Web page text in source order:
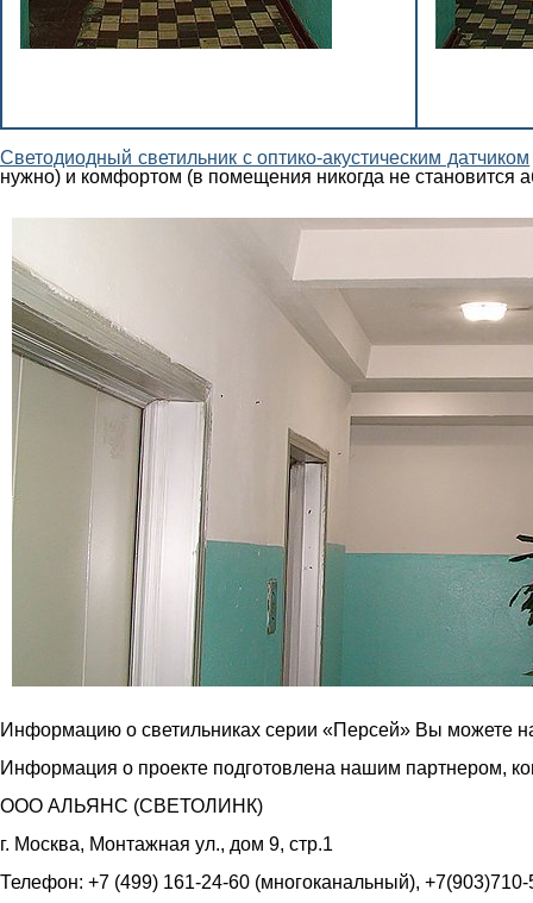
Светодиодный светильник с оптико-акустическим датчиком
нужно) и комфортом (в помещения никогда не становится
Информацию о светильниках серии «Персей» Вы можете
Информация о проекте подготовлена нашим партнером,
ООО АЛЬЯНС (СВЕТОЛИНК)
г. Москва, Монтажная ул., дом 9, стр.1
Телефон: +7 (499) 161-24-60 (многоканальный),